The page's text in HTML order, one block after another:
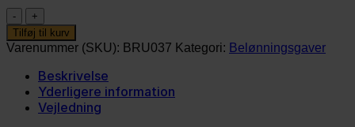
Varmedunk
-
Chilli
Hot
antal
Tilføj til kurv
Varenummer (SKU): BRU037 Kategori: Belønningsgaver
Beskrivelse
Yderligere information
Vejledning